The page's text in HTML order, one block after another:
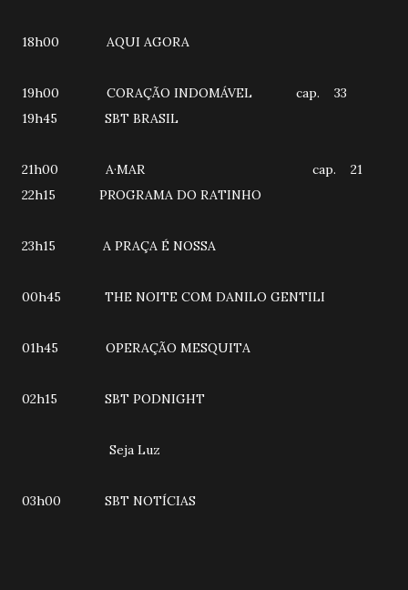
18h00 AQUI AGORA
19h00 CORAÇÃO INDOMÁVEL cap. 33
19h45 SBT BRASIL
21h00 A·MAR cap. 21
22h15 PROGRAMA DO RATINHO
23h15 A PRAÇA É NOSSA
00h45 THE NOITE COM DANILO GENTILI
01h45 OPERAÇÃO MESQUITA
02h15 SBT PODNIGHT
Seja Luz
03h00 SBT NOTÍCIAS